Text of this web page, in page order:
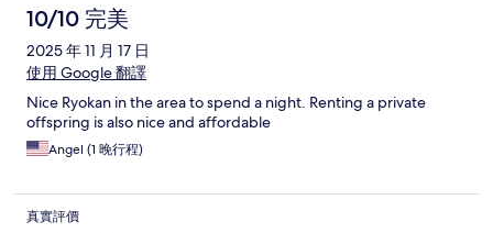
10/10 完美
2025 年 11 月 17 日
使用 Google 翻譯
Nice Ryokan in the area to spend a night. Renting a private
offspring is also nice and affordable
Angel (1 晚行程)
真實評價